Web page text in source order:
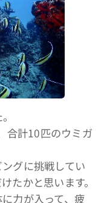
合計10匹のウミガ
グに挑戦してい
たかと思います。
力が入って、疲